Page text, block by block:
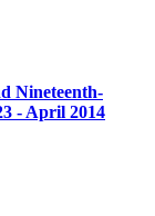
Nineteenth-
- April 2014